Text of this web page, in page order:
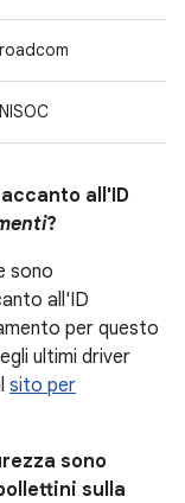
all'ID
?
sono
all'ID
per questo
ultimi driver
sito per
sono
sulla